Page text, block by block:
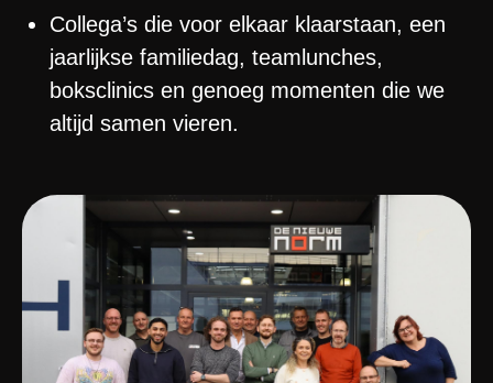
Collega’s die voor elkaar klaarstaan, een
jaarlijkse familiedag, teamlunches,
boksclinics en genoeg momenten die we
altijd samen vieren.